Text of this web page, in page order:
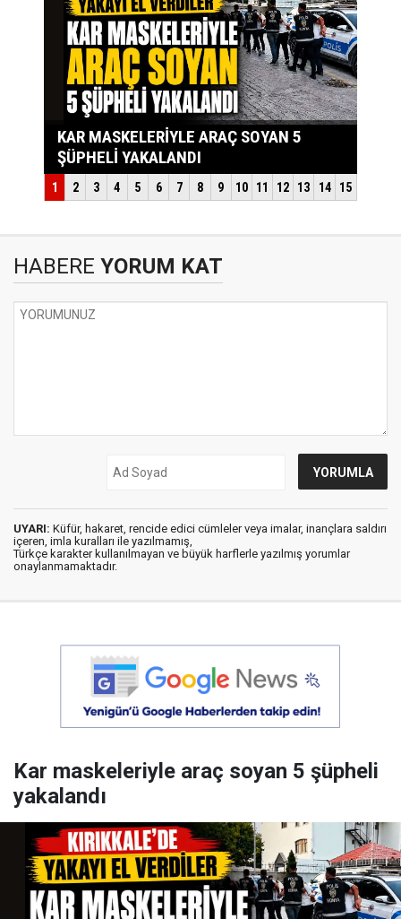
HABERE YORUM KAT
UYARI: Küfür, hakaret, rencide edici cümleler veya imalar, inançlara saldırı
içeren, imla kuralları ile yazılmamış,
Türkçe karakter kullanılmayan ve büyük harflerle yazılmış yorumlar
onaylanmamaktadır.
Kar maskeleriyle araç soyan 5 şüpheli
yakalandı